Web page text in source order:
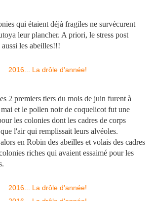
qui étaient déjà fragiles ne survécurent
leur plancher. A priori, le stress post
les abeilles!!!
2 premiers tiers du mois de juin furent à
et le pollen noir de coquelicot fut une
les colonies dont les cadres de corps
l'air qui remplissait leurs alvéoles.
en Robin des abeilles et volais des cadres
riches qui avaient essaimé pour les